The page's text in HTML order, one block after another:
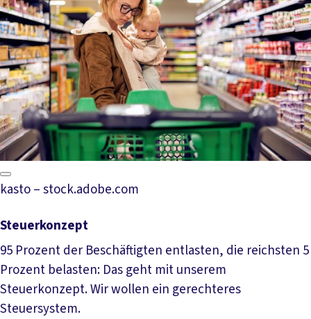
kasto – stock.adobe.com
Steuerkonzept
95 Prozent der Beschäftigten entlasten, die reichsten 5
Prozent belasten: Das geht mit unserem
Steuerkonzept. Wir wollen ein gerechteres
Steuersystem.